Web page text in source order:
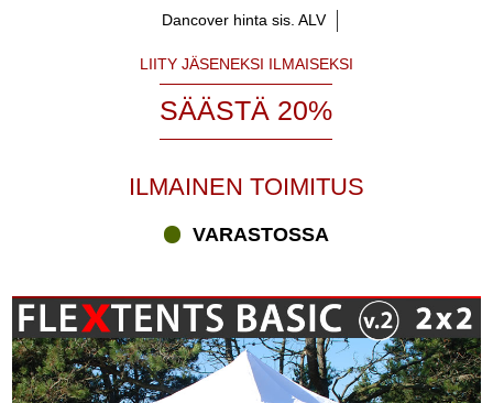
ammattilaisille, jotka tarvitsevat perustelttaa satunnaiseen
käyttöön. Jos aiot käyttää FleXtents® pikatelttaa säännöllisemmin,
suosittelemme tilaamaan pikateltan PRO- tai Xtreme-sarjasta.
mallin, saat taatusti kilpailukykyiset hinnat, markkinoiden laajimman
valikoiman, nopean toimituksen ja ammattilaisten neuvot. Voit
yhdistelmää suosittuja FleXtents® pikatelttoja. Tiesitkö, että voit
helppoja käsitellä, kuljettaa ja varastoida.
Etsitkö uutta FleXtents® pikatelttaa? Vieraile “Räätälöi valinta”
kohdassa partytent.com:ssa ja valitse juuri sellainen teltta, jonka
haluat tarpeidesi ja toiveidesi mukaisesti. Onko sinulla kysymyksiä
FleXtents® pikateltoista tai mistä tahansa muusta tuotteesta
Dancover hinta sis. ALV
LIITY JÄSENEKSI ILMAISEKSI
SÄÄSTÄ 20%
ILMAINEN TOIMITUS
VARASTOSSA